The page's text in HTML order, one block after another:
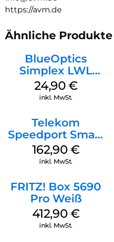
https://avm.de
Ähnliche Produkte
BlueOptics
Simplex LWL
Patchkabel LC-
APC Singlemode
24,90 €
inkl. MwSt.
Telekom
Speedport Smart
4 R2 Schwarz
162,90 €
inkl. MwSt.
FRITZ! Box 5690
Pro Weiß
412,90 €
inkl. MwSt.